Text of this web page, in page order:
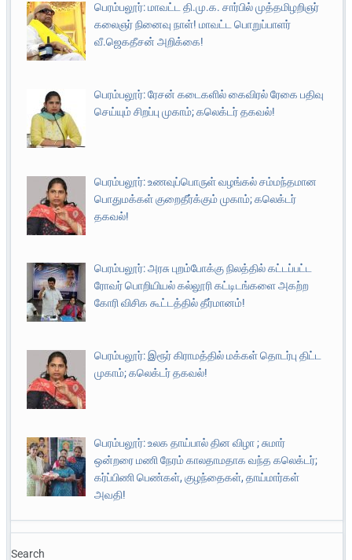
பெரம்பலூர்: மாவட்ட தி.மு.க. சார்பில் முத்தமிழறிஞர்
கலைஞர் நினைவு நாள்! மாவட்ட பொறுப்பாளர்
வீ.ஜெகதீசன் அறிக்கை!
பெரம்பலூர்: ரேசன் கடைகளில் கைவிரல் ரேகை பதிவு
செய்யும் சிறப்பு முகாம்; கலெக்டர் தகவல்!
பெரம்பலூர்: உணவுப்பொருள் வழங்கல் சம்மந்தமான
பொதுமக்கள் குறைதீர்க்கும் முகாம்; கலெக்டர்
தகவல்!
பெரம்பலூர்: அரசு புறம்போக்கு நிலத்தில் கட்டப்பட்ட
ரோவர் பொறியியல் கல்லூரி கட்டிடங்களை அகற்ற
கோரி விசிக கூட்டத்தில் தீர்மானம்!
பெரம்பலூர்: இரூர் கிராமத்தில் மக்கள் தொடர்பு திட்ட
முகாம்; கலெக்டர் தகவல்!
பெரம்பலூர்: உலக தாய்பால் தின விழா ; சுமார்
ஒன்றரை மணி நேரம் காலதாமதாக வந்த கலெக்டர்;
கர்ப்பிணி பெண்கள், குழந்தைகள், தாய்மார்கள்
அவதி!
Search